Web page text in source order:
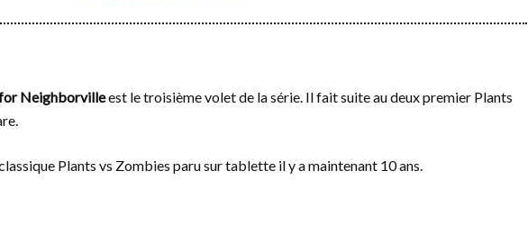
Neighborvilleest le troisième volet de la série. Il fait suite au deux premier Plants
classique Plants vs Zombies paru sur tablette il y a maintenant 10 ans.